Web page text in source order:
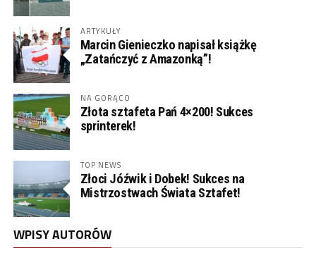
ARTYKUŁY
Marcin Gienieczko napisał książkę
„Zatańczyć z Amazonką”!
NA GORĄCO
Złota sztafeta Pań 4×200! Sukces
sprinterek!
TOP NEWS
Złoci Jóźwik i Dobek! Sukces na
Mistrzostwach Świata Sztafet!
WPISY AUTORÓW